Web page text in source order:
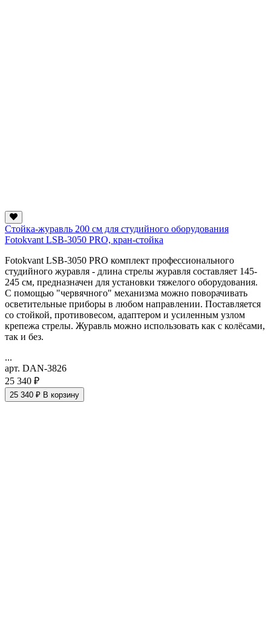
Стойка-журавль 200 см для студийного оборудования
Fotokvant LSB-3050 PRO, кран-стойка
Fotokvant LSB-3050 PRO комплект профессионального
студийного журавля - длина стрелы журавля составляет 145-
245 см, предназначен для установки тяжелого оборудования.
С помощью "червячного" механизма можно поворачивать
осветительные приборы в любом направлении. Поставляется
со стойкой, противовесом, адаптером и усиленным узлом
крепежа стрелы. Журавль можно использовать как с колёсами,
так и без.
...
арт. DAN-3826
25 340 ₽
25 340 ₽ В корзину